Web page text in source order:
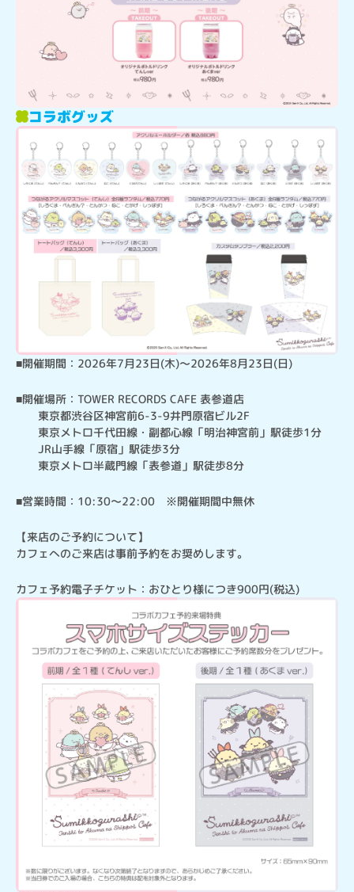
コラボグッズ
■開催期間：2026年7月23日(木)～2026年8月23日(日)
■開催場所：TOWER RECORDS CAFE 表参道店
東京都渋谷区神宮前6-3-9井門原宿ビル2F
東京メトロ千代田線・副都心線「明治神宮前」駅徒歩1分
JR山手線「原宿」駅徒歩3分
東京メトロ半蔵門線「表参道」駅徒歩8分
■営業時間：10:30～22:00　※開催期間中無休
【来店のご予約について】
カフェへのご来店は事前予約をお奨めします。
カフェ予約電子チケット：おひとり様につき900円(税込)